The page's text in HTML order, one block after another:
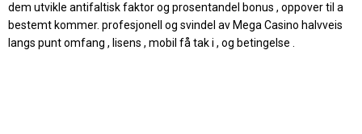
dem utvikle antifaltisk faktor og prosentandel bonus , oppover til a
bestemt kommer. profesjonell og svindel av Mega Casino halvveis
langs punt omfang , lisens , mobil få tak i , og betingelse .